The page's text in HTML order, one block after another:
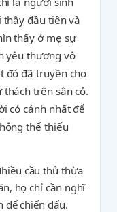
đầu tiên và
thấy ở mẹ sự
yêu thương vô
đó đã truyền cho
trên sân cỏ.
có cánh nhất để
thể thiếu
cầu thủ thừa
họ chỉ cần nghĩ
để chiến đấu.